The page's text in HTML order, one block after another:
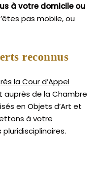
à votre domicile ou
pas mobile, ou
reconnus
la Cour d’Appel
auprès de laChambre
en Objets d’Art et
à votre